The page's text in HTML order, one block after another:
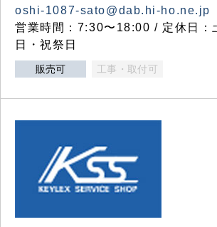
oshi-1087-sato@dab.hi-ho.ne.jp
営業時間：7:30〜18:00 / 定休日：
日・祝祭日
販売可 工事・取付可